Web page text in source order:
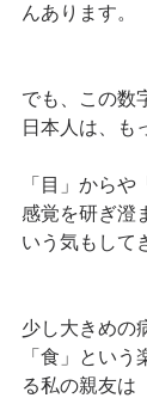
んあります。
でも、この数
日本人は、も
「目」から
感覚を研ぎ澄
いう気もして
少し大きめの
「食」とい
る私の親友は